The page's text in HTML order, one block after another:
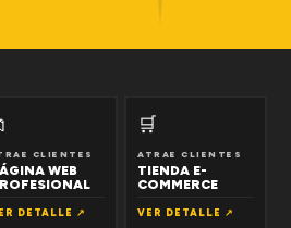
CLIENTES
WEB
DETALLE ↗
🛒
ATRAE CLIENTES
TIENDA E-
COMMERCE
VER DETALLE ↗